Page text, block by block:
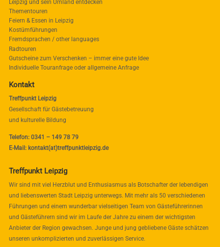
Leipzig und sein Umland entdecken
Thementouren
Feiern & Essen in Leipzig
Kostümführungen
Fremdsprachen / other languages
Radtouren
Gutscheine zum Verschenken – immer eine gute Idee
Individuelle Touranfrage oder allgemeine Anfrage
Kontakt
Treffpunkt Leipzig
Gesellschaft für Gästebetreuung
und kulturelle Bildung
Telefon: 0341 – 149 78 79
E-Mail: kontakt(at)treffpunktleipzig.de
Treffpunkt Leipzig
Wir sind mit viel Herzblut und Enthusiasmus als Botschafter der lebendigen
und liebenswerten Stadt Leipzig unterwegs. Mit mehr als 50 verschiedenen
Führungen und einem wunderbar vielseitigen Team von Gästeführerinnen
und Gästeführern sind wir im Laufe der Jahre zu einem der wichtigsten
Anbieter der Region gewachsen. Junge und jung gebliebene Gäste schätzen
unseren unkomplizierten und zuverlässigen Service.